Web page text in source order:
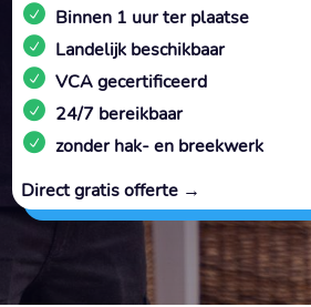
Binnen 1 uur ter plaatse
Landelijk beschikbaar
VCA gecertificeerd
24/7 bereikbaar
zonder hak- en breekwerk
Direct gratis offerte →